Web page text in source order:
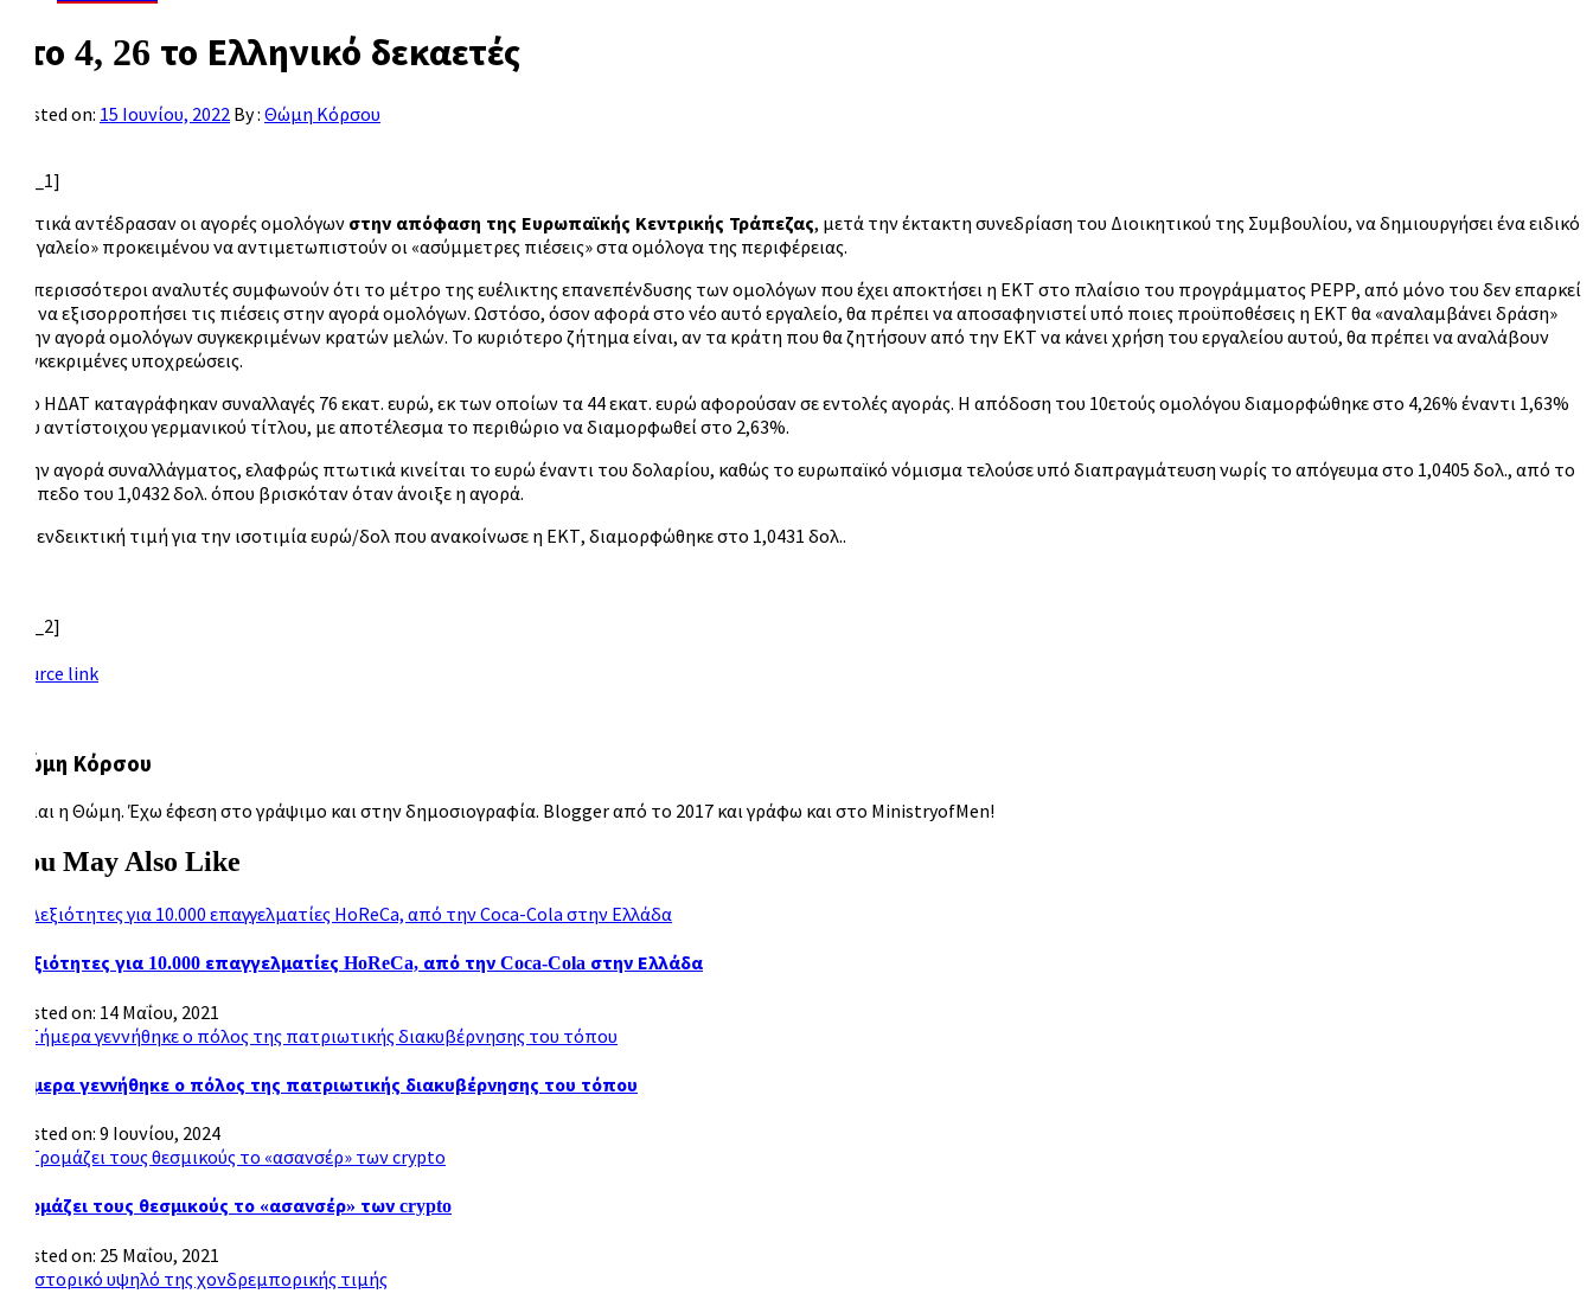
Στο 4, 26 το Ελληνικό δεκαετές
Posted on: 15 Ιουνίου, 2022 By : Θώμη Κόρσου
[ad_1]
Θετικά αντέδρασαν οι αγορές ομολόγων στην απόφαση της Ευρωπαϊκής Κεντρικής Τράπεζας, μετά την έκτακτη συνεδρίαση του Διοικητικού της Συμβουλίου, να δημιουργήσει ένα ειδικό
«εργαλείο» προκειμένου να αντιμετωπιστούν οι «ασύμμετρες πιέσεις» στα ομόλογα της περιφέρειας.
Οι περισσότεροι αναλυτές συμφωνούν ότι το μέτρο της ευέλικτης επανεπένδυσης των ομολόγων που έχει αποκτήσει η ΕΚΤ στο πλαίσιο του προγράμματος ΡΕΡΡ, από μόνο του δεν επαρκεί
για να εξισορροπήσει τις πιέσεις στην αγορά ομολόγων. Ωστόσο, όσον αφορά στο νέο αυτό εργαλείο, θα πρέπει να αποσαφηνιστεί υπό ποιες προϋποθέσεις η ΕΚΤ θα «αναλαμβάνει δράση»
στην αγορά ομολόγων συγκεκριμένων κρατών μελών. Το κυριότερο ζήτημα είναι, αν τα κράτη που θα ζητήσουν από την ΕΚΤ να κάνει χρήση του εργαλείου αυτού, θα πρέπει να αναλάβουν
συγκεκριμένες υποχρεώσεις.
Στο ΗΔΑΤ καταγράφηκαν συναλλαγές 76 εκατ. ευρώ, εκ των οποίων τα 44 εκατ. ευρώ αφορούσαν σε εντολές αγοράς. Η απόδοση του 10ετούς ομολόγου διαμορφώθηκε στο 4,26% έναντι 1,63%
του αντίστοιχου γερμανικού τίτλου, με αποτέλεσμα το περιθώριο να διαμορφωθεί στο 2,63%.
Στην αγορά συναλλάγματος, ελαφρώς πτωτικά κινείται το ευρώ έναντι του δολαρίου, καθώς το ευρωπαϊκό νόμισμα τελούσε υπό διαπραγμάτευση νωρίς το απόγευμα στο 1,0405 δολ., από το
επίπεδο του 1,0432 δολ. όπου βρισκόταν όταν άνοιξε η αγορά.
Η ενδεικτική τιμή για την ισοτιμία ευρώ/δολ που ανακοίνωσε η ΕΚΤ, διαμορφώθηκε στο 1,0431 δολ..
[ad_2]
Source link
Θώμη Κόρσου
Είμαι η Θώμη. Έχω έφεση στο γράψιμο και στην δημοσιογραφία. Blogger από το 2017 και γράφω και στο MinistryofMen!
You May Also Like
Δεξιότητες για 10.000 επαγγελματίες HoReCa, από την Coca-Cola στην Ελλάδα
Posted on: 14 Μαΐου, 2021
Σήμερα γεννήθηκε ο πόλος της πατριωτικής διακυβέρνησης του τόπου
Posted on: 9 Ιουνίου, 2024
Τρομάζει τους θεσμικούς το «ασανσέρ» των crypto
Posted on: 25 Μαΐου, 2021